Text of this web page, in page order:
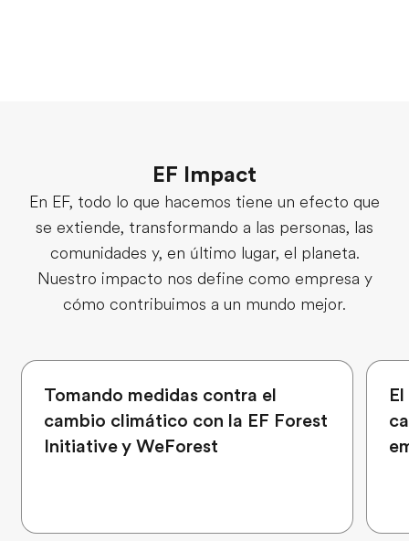
EF Impact
En EF, todo lo que hacemos tiene un efecto que
se extiende, transformando a las personas, las
comunidades y, en último lugar, el planeta.
Nuestro impacto nos define como empresa y
cómo contribuimos a un mundo mejor.
Tomando medidas contra el
cambio climático con la EF Forest
Initiative y WeForest